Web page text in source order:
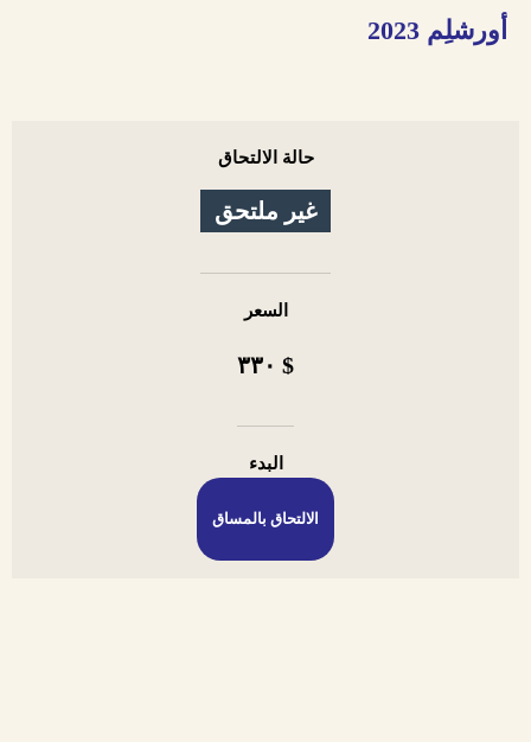
أورشلِم 2023
حالة الالتحاق
غير ملتحق
السعر
$ ٣٣٠
البدء
الالتحاق بالمساق